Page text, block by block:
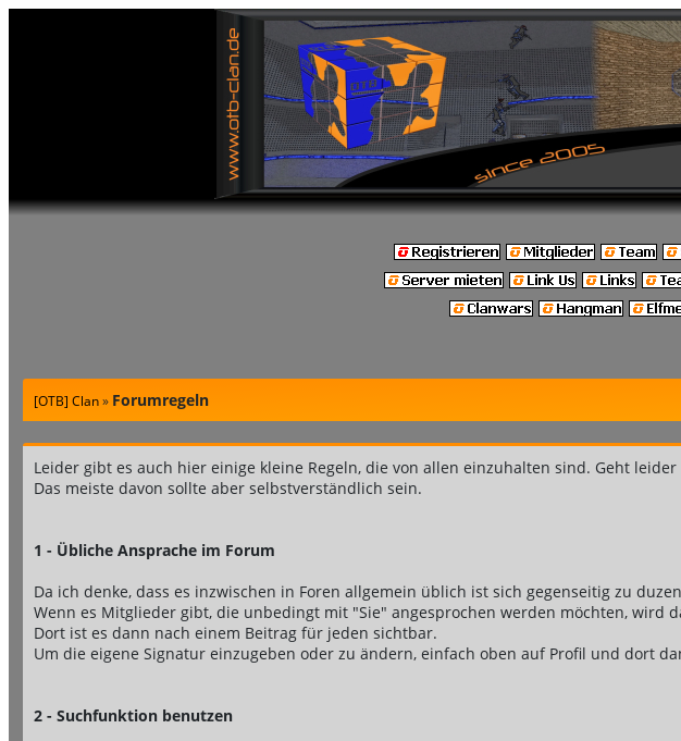
[OTB] Clan» Forumregeln
Leider gibt es auch hier einige kleine Regeln, die von allen einzuhalten sind. Geht
Das meiste davon sollte aber selbstverständlich sein.
1 - Übliche Ansprache im Forum
Da ich denke, dass es inzwischen in Foren allgemein üblich ist sich gegenseitig zu
Wenn es Mitglieder gibt, die unbedingt mit "Sie" angesprochen werden möchten,
Dort ist es dann nach einem Beitrag für jeden sichtbar.
Um die eigene Signatur einzugeben oder zu ändern, einfach oben auf Profil und dort
2 - Suchfunktion benutzen